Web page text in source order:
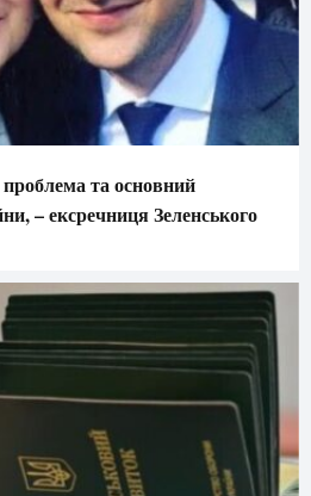
та основний
– ексречниця Зеленського